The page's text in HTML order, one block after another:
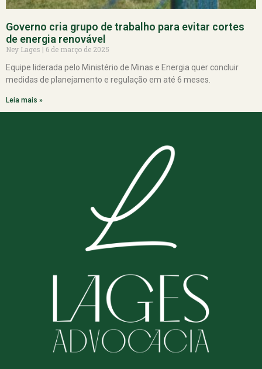
Governo cria grupo de trabalho para evitar cortes
de energia renovável
Ney Lages
6 de março de 2025
Equipe liderada pelo Ministério de Minas e Energia quer concluir
medidas de planejamento e regulação em até 6 meses.
Leia mais »